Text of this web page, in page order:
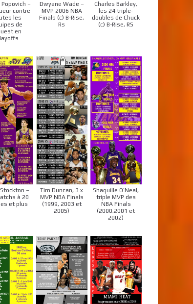
Popovich –
contre
les
de
en
Dwyane Wade –
MVP 2006 NBA
Finals (c) B-Rise,
Rs
Charles Barkley,
les 24 triple-
doubles de Chuck
(c) B-Rise, RS
–
à 20
et plus
Tim Duncan, 3 x
MVP NBA Finals
(1999, 2003 et
2005)
Shaquille O’Neal,
triple MVP des
NBA Finals
(2000,2001 et
2002)